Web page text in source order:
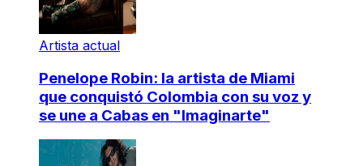
Artista actual
Penelope Robin: la artista de Miami
que conquistó Colombia con su voz y
se une a Cabas en "Imaginarte"